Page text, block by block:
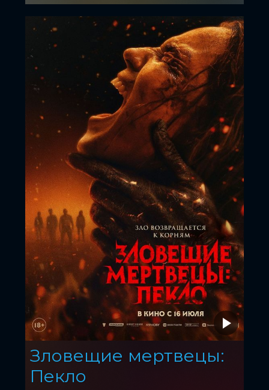
Зловещие мертвецы:
Пекло